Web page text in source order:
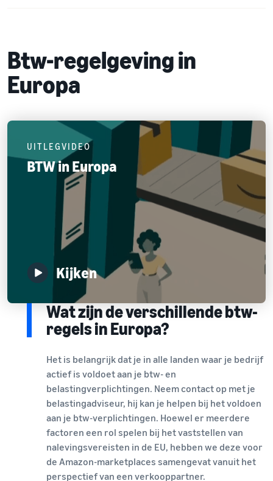
Btw-regelgeving in
Europa
UITLEGVIDEO
BTW in Europa
Kijken
Wat zijn de verschillende btw-
regels in Europa?
Het is belangrijk dat je in alle landen waar je bedrijf
actief is voldoet aan je btw- en
belastingverplichtingen. Neem contact op met je
belastingadviseur, hij kan je helpen bij het voldoen
aan je btw-verplichtingen. Hoewel er meerdere
factoren een rol spelen bij het vaststellen van
nalevingsvereisten in de EU, hebben we deze voor
de Amazon-marketplaces samengevat vanuit het
perspectief van een verkooppartner.